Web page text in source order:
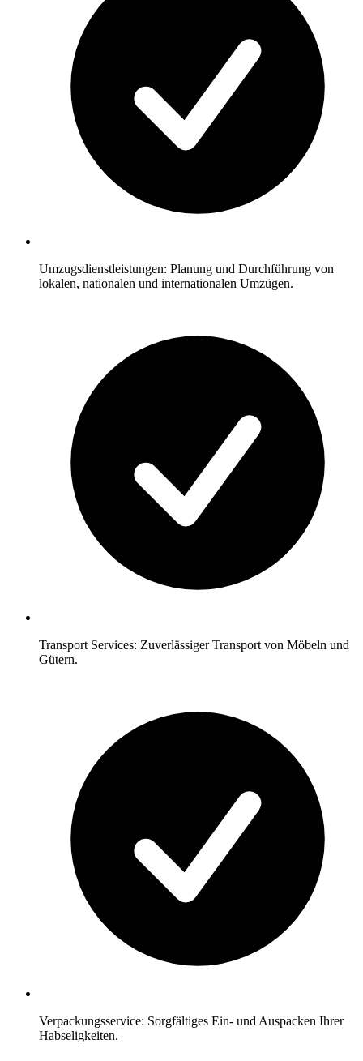
Umzugsdienstleistungen: Planung und Durchführung von
lokalen, nationalen und internationalen Umzügen.
Transport Services: Zuverlässiger Transport von Möbeln und
Gütern.
Verpackungsservice: Sorgfältiges Ein- und Auspacken Ihrer
Habseligkeiten.